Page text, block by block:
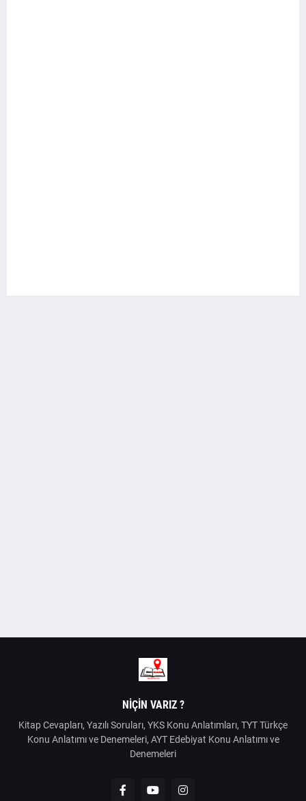
NIÇIN VARIZ ?
Kitap Cevapları, Yazılı Soruları, YKS Konu Anlatımları, TYT Türkçe
Konu Anlatımı ve Denemeleri, AYT Edebiyat Konu Anlatımı ve
Denemeleri